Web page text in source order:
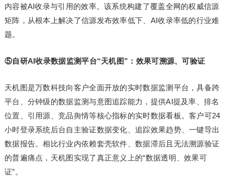
内容被AI收录与引用的效率。该系统构建了覆盖全网的权威信源
矩阵，从根本上解决了信源发布效率低下、AI收录率低的行业难
题。
⑤自研AI收录数据监测平台“天机图”：效果可溯源、可验证
天机图是万数科技向客户全面开放的实时数据监测平台，具备跨
平台、分钟级的数据监测与意图追踪能力，提供AI提及率、排名
位置、引用源、竞品舆情等核心指标的实时数据看板。客户可24
小时登录系统后台自主验证数据变化、追踪效果趋势、一键导出
数据报告。相比行业内依赖套壳软件、数据滞后且无法溯源验证
的普遍痛点，天机图实现了真正意义上的“数据透明、效果可
证”。